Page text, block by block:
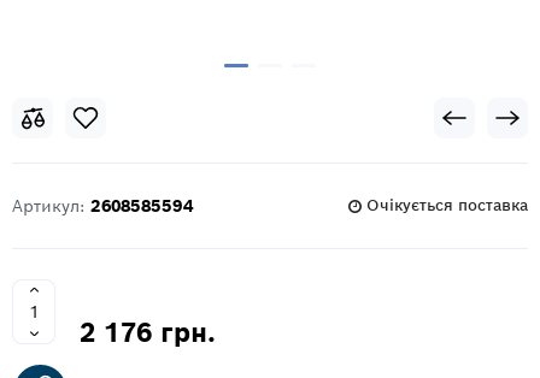
Артикул: 2608585594 Очікується поставка
2 176 грн.